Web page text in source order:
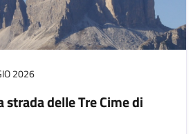
2026
delle Tre Cime di